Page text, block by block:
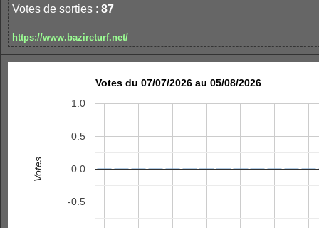
Votes de sorties : 87
https://www.bazireturf.net/
Votes du 07/07/2026 au 05/08/2026
-0.5
0.0
0.5
1.0
Votes